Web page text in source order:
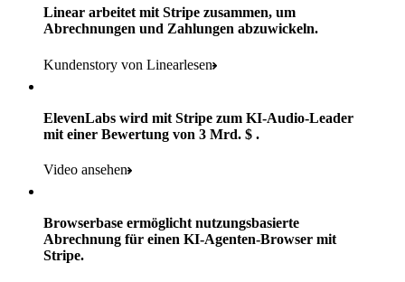
Kundenstory lesen
Verwendete Produkte
Payments, Connect, Data Pipeline und Issuing
Weniger als 3 Monate
Verwendete Produkte
Payments, Stripe Sigma und Radar
Linear arbeitet mit Stripe zusammen, um
Abrechnungen und Zahlungen abzuwickeln.
Kundenstory von Linearlesen
ElevenLabs wird mit Stripe zum KI-Audio-Leader
mit einer Bewertung von 3 Mrd. $ .
Video ansehen
Browserbase ermöglicht nutzungsbasierte
Abrechnung für einen KI-Agenten-Browser mit
Stripe.